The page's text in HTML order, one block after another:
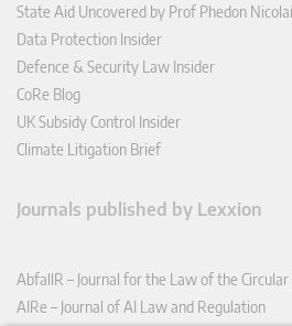
State Aid Uncovered by Prof Phedon
Data Protection Insider
Defence & Security Law Insider
CoRe Blog
UK Subsidy Control Insider
Climate Litigation Brief
Journals published by Lexxion
AbfallR – Journal for the Law of the
AIRe – Journal of AI Law and Regulation